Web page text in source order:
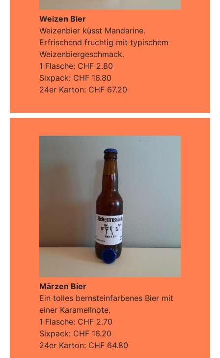
Weizen Bier
Weizenbier küsst Mandarine.
Erfrischend fruchtig mit typischem
Weizenbiergeschmack.
1 Flasche: CHF 2.80
Sixpack: CHF 16.80
24er Karton: CHF 67.20
Märzen Bier
Ein tolles bernsteinfarbenes Bier mit
einer Karamellnote.
1 Flasche: CHF 2.70
Sixpack: CHF 16.20
24er Karton: CHF 64.80